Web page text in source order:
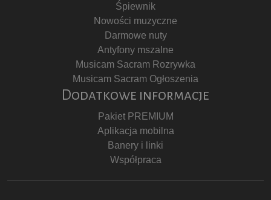
Śpiewnik
Nowości muzyczne
Darmowe nuty
Antyfony mszalne
Musicam Sacram Rozrywka
Musicam Sacram Ogłoszenia
Dodatkowe informacje
Pakiet PREMIUM
Aplikacja mobilna
Banery i linki
Współpraca